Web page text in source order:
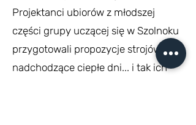
Projektanci ubiorów z młodszej
części grupy uczącej się w Szolnoku
przygotowali propozycje strojów na
nadchodzące ciepłe dni... i tak ich